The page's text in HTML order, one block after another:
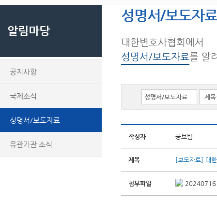
알림마당
공지사항
국제소식
성명서/보도자료
유관기관 소식
성명서/보도자료
대한변호사협회에서
성명서/보도자료를 알
작성자 공보팀
제목 [보도자료] 대
첨부파일 20240716